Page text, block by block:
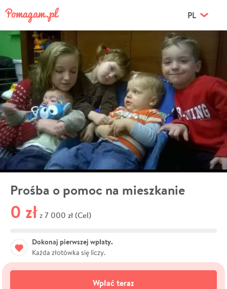
PL
Prośba o pomoc na mieszkanie
0 zł z 7 000 zł (Cel)
Dokonaj pierwszej wpłaty.
Każda złotówka się liczy.
Wpłać teraz